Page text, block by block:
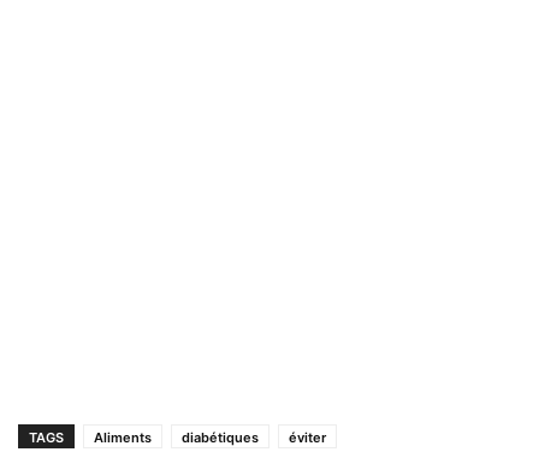
TAGS Aliments diabétiques éviter